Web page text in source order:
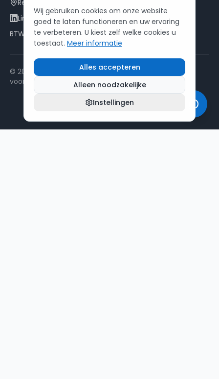
Renderstraat 8, 2260 Westerlo
LinkedIn
BTW: BE 0534 714 181
© 2021 -
The Office Partner. Alle rechten
voorbehouden.
PrivacybeleidCookiebeleidAlgemene Voorwaarden
DisclaimerSitemap
Wij gebruiken cookies om onze website
goed te laten functioneren en uw ervaring
te verbeteren. U kiest zelf welke cookies u
toestaat. Meer informatie
Functionele cookies
Noodzakelijk voor de werking van de
website
Helpen ons de website te verbeteren
Alles accepteren
Alleen noodzakelijke
Instellingen